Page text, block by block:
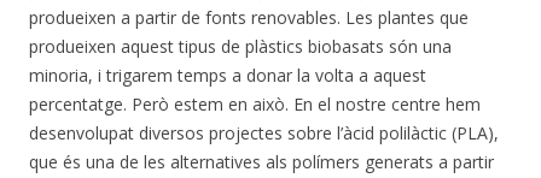
produeixen a partir de fonts renovables. Les plantes que
produeixen aquest tipus de plàstics biobasats són una
minoria, i trigarem temps a donar la volta a aquest
percentatge. Però estem en això. En el nostre centre hem
desenvolupat diversos projectes sobre l’àcid polilàctic (PLA),
que és una de les alternatives als polímers generats a partir